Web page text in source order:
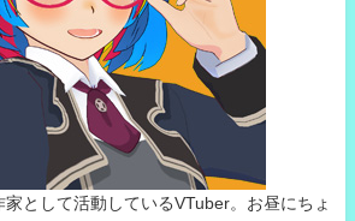
家として活動しているVTuber。お昼にちょ